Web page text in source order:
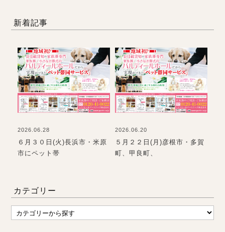
新着記事
2026.06.28
６月３０日(火)長浜市・米原
市にペット帯
2026.06.20
５月２２日(月)彦根市・多賀
町、甲良町、
カテゴリー